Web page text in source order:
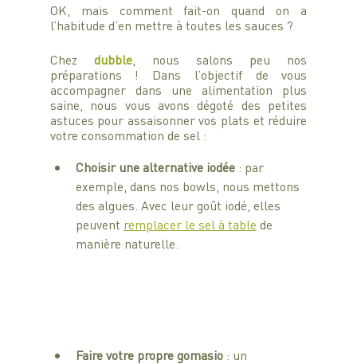
OK, mais comment fait-on quand on a
l’habitude d’en mettre à toutes les sauces ?
Chez dubble, nous salons peu nos
préparations ! Dans l’objectif de vous
accompagner dans une alimentation plus
saine, nous vous avons dégoté des petites
astuces pour assaisonner vos plats et réduire
votre consommation de sel :
Choisir une alternative iodée : par
exemple, dans nos bowls, nous mettons
des algues. Avec leur goût iodé, elles
peuvent remplacer le sel à table de
manière naturelle.
Faire votre propre gomasio : un